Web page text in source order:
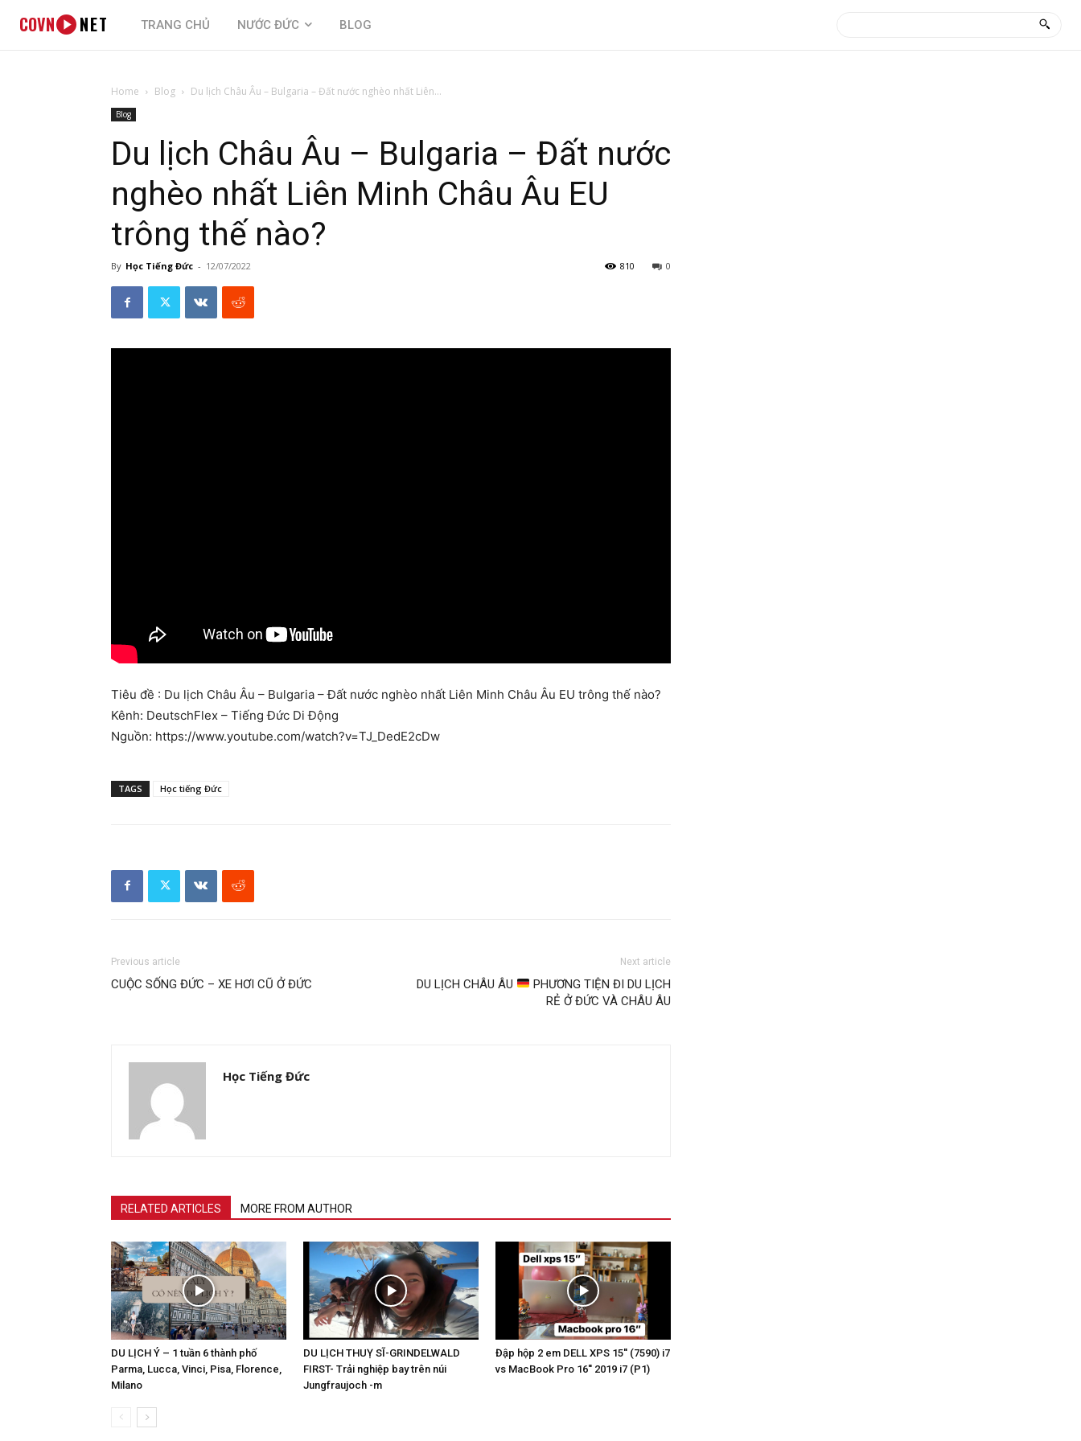
COVN NET TRANG CHỦ NƯỚC ĐỨC BLOG
Home Blog Du lịch Châu Âu – Bulgaria – Đất nước nghèo nhất Liên...
Blog
Du lịch Châu Âu – Bulgaria – Đất nước
nghèo nhất Liên Minh Châu Âu EU
trông thế nào?
By Học Tiếng Đức - 12/07/2022 0
810
Tiêu đề : Du lịch Châu Âu – Bulgaria – Đất nước nghèo nhất Liên Minh Châu Âu EU trông thế nào?
Kênh: DeutschFlex – Tiếng Đức Di Động
Nguồn: https://www.youtube.com/watch?v=TJ_DedE2cDw
TAGS Học tiếng Đức
Previous article
CUỘC SỐNG ĐỨC – XE HƠI CŨ Ở ĐỨC
Next article
DU LỊCH CHÂU ÂU
PHƯƠNG TIỆN ĐI DU LỊCH
RẺ Ở ĐỨC VÀ CHÂU ÂU
Học Tiếng Đức
RELATED ARTICLES MORE FROM AUTHOR
DU LỊCH Ý – 1 tuần 6 thành phố
Parma, Lucca, Vinci, Pisa, Florence,
Milano
DU LỊCH THUỴ SĨ-GRINDELWALD
FIRST- Trải nghiệp bay trên núi
Jungfraujoch -m
Đập hộp 2 em DELL XPS 15'' (7590) i7
vs MacBook Pro 16'' 2019 i7 (P1)